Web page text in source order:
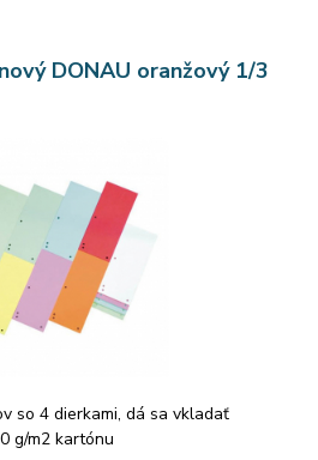
DONAU oranžový 1/3
so 4 dierkami, dá sa vkladať
g/m2 kartónu